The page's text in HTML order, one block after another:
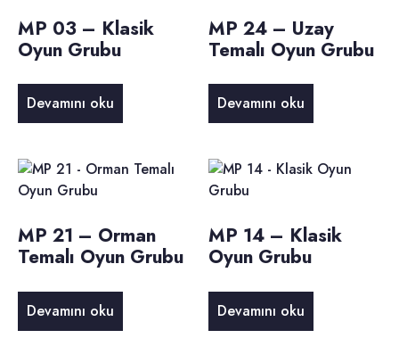
MP 03 – Klasik
Oyun Grubu
Devamını oku
MP 24 – Uzay
Temalı Oyun Grubu
Devamını oku
MP 21 – Orman
Temalı Oyun Grubu
Devamını oku
MP 14 – Klasik
Oyun Grubu
Devamını oku